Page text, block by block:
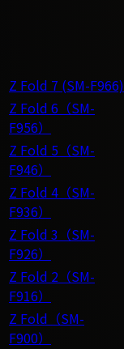
Z Fold 7 (SM-F966)
Z Fold 6（SM-
F956）
Z Fold 5（SM-
F946）
Z Fold 4（SM-
F936）
Z Fold 3（SM-
F926）
Z Fold 2（SM-
F916）
Z Fold（SM-
F900）